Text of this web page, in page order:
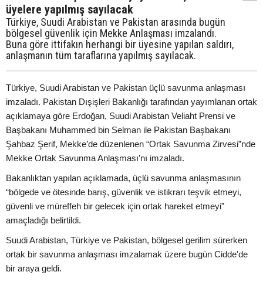
üyelere yapılmış sayılacak
Türkiye, Suudi Arabistan ve Pakistan arasında bugün
bölgesel güvenlik için Mekke Anlaşması imzalandı.
Buna göre ittifakın herhangi bir üyesine yapılan saldırı,
anlaşmanın tüm taraflarına yapılmış sayılacak.
Türkiye, Suudi Arabistan ve Pakistan üçlü savunma anlaşması
imzaladı. Pakistan Dışişleri Bakanlığı tarafından yayımlanan ortak
açıklamaya göre Erdoğan, Suudi Arabistan Veliaht Prensi ve
Başbakanı Muhammed bin Selman ile Pakistan Başbakanı
Şahbaz Şerif, Mekke’de düzenlenen “Ortak Savunma Zirvesi”nde
Mekke Ortak Savunma Anlaşması’nı imzaladı.
Bakanlıktan yapılan açıklamada, üçlü savunma anlaşmasının
“bölgede ve ötesinde barış, güvenlik ve istikrarı teşvik etmeyi,
güvenli ve müreffeh bir gelecek için ortak hareket etmeyi”
amaçladığı belirtildi.
Suudi Arabistan, Türkiye ve Pakistan, bölgesel gerilim sürerken
ortak bir savunma anlaşması imzalamak üzere bugün Cidde'de
bir araya geldi.